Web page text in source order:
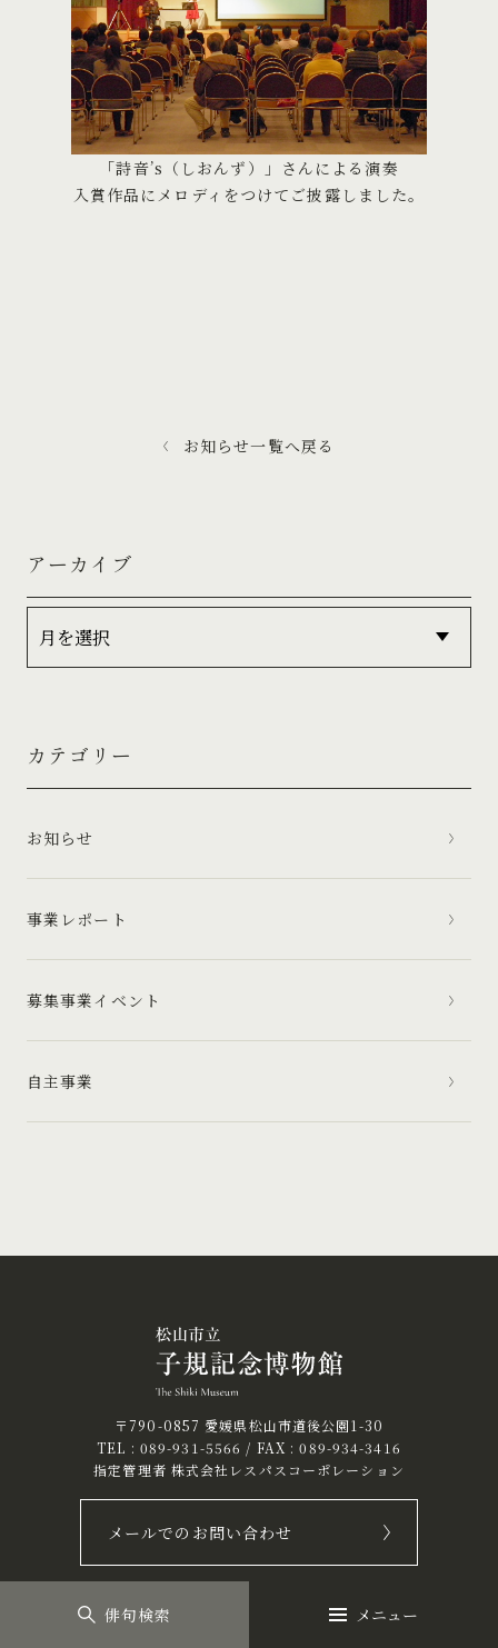
俳句検索 メニュー
「詩音’s（しおんず）」さんによる演奏
入賞作品にメロディをつけてご披露しました。
お知らせ一覧へ戻る
アーカイブ
カテゴリー
お知らせ
事業レポート
募集事業イベント
自主事業
〒790-0857 愛媛県松山市道後公園1-30
TEL : 089-931-5566 / FAX : 089-934-3416
指定管理者 株式会社レスパスコーポレーション
メールでのお問い合わせ